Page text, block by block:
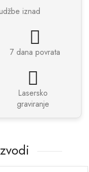
iznad
7 dana povrata
Lasersko
graviranje